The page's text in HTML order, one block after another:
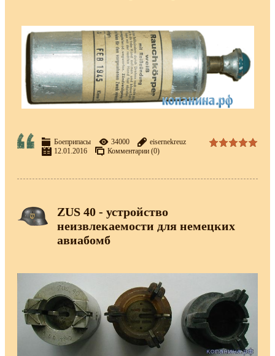
Боеприпасы 34000
eisernekreuz
12.01.2016
Комментарии (0)
ZUS 40 - устройство
неизвлекаемости для немецких
авиабомб